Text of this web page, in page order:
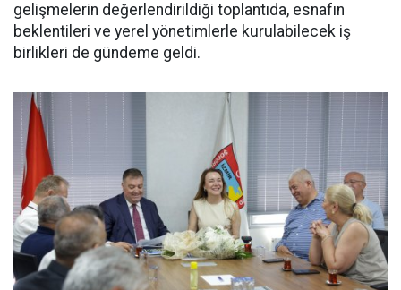
gelişmelerin değerlendirildiği toplantıda, esnafın
beklentileri ve yerel yönetimlerle kurulabilecek iş
birlikleri de gündeme geldi.